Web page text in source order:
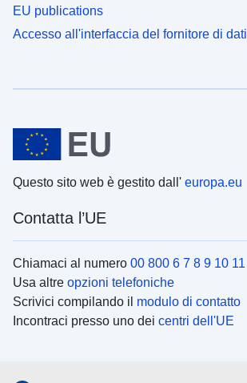
EU publications
Accesso all'interfaccia del fornitore di dati
Questo sito web è gestito dall' europa.eu
Contatta l’UE
Chiamaci al numero 00 800 6 7 8 9 10 11
Usa altre opzioni telefoniche
Scrivici compilando il modulo di contatto
Incontraci presso uno dei centri dell'UE